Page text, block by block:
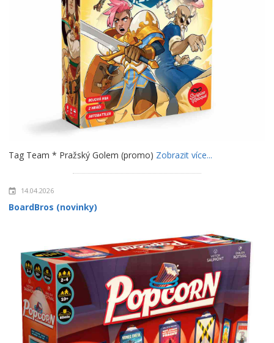
Tag Team * Pražský Golem (promo) Zobrazit více...
14.04.2026
BoardBros (novinky)